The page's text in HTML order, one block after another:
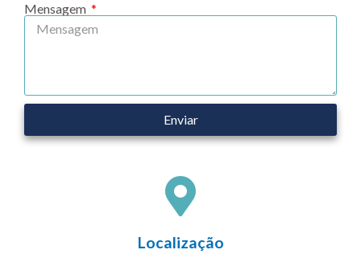
Mensagem
Enviar
Localização